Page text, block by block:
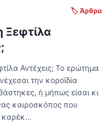
🏷️ Άρθρα
Ξεφτίλα
Αντέχεις; Το ερώτημα
την κοροϊδία
ή μήπως είσαι κι
καιροσκόπος που
καρέκ...